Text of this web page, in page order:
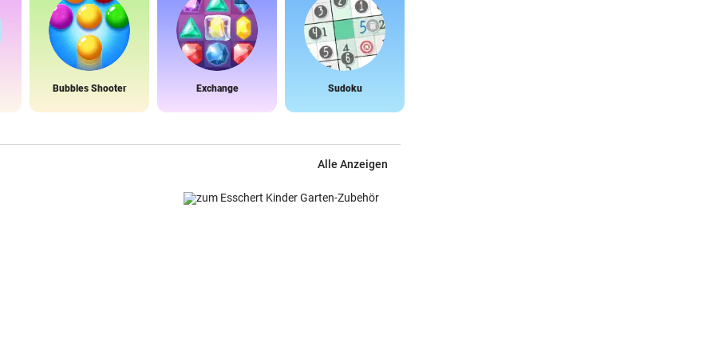
Bubbles Shooter Exchange Sudoku
Alle Anzeigen